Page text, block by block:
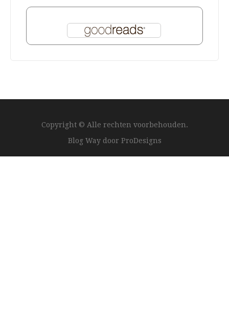
Copyright © Alle rechten voorbehouden.
Blog Way door ProDesigns